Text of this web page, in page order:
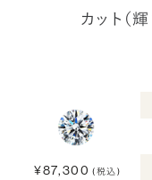
カット（
¥87,300 (税込)